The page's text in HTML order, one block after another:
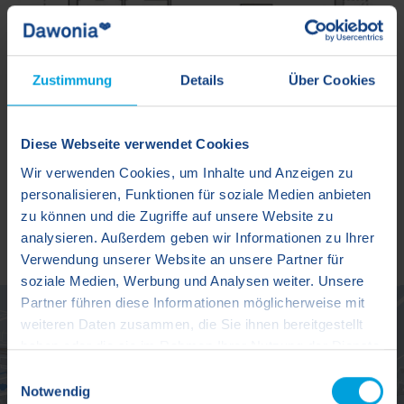
Zustimmung Details Über Cookies
Diese Webseite verwendet Cookies
Wir verwenden Cookies, um Inhalte und Anzeigen zu
personalisieren, Funktionen für soziale Medien anbieten
zu können und die Zugriffe auf unsere Website zu
analysieren. Außerdem geben wir Informationen zu Ihrer
Verwendung unserer Website an unsere Partner für
soziale Medien, Werbung und Analysen weiter. Unsere
Partner führen diese Informationen möglicherweise mit
weiteren Daten zusammen, die Sie ihnen bereitgestellt
haben oder die sie im Rahmen Ihrer Nutzung der Dienste
Notwendig